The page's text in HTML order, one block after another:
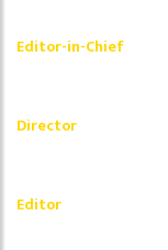
Editor-in-Chief
Director
Editor